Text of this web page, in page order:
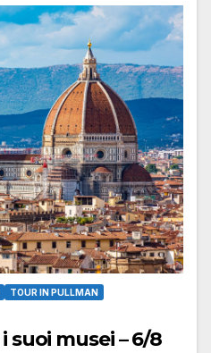
TOUR IN PULLMAN
suoi musei – 6/8